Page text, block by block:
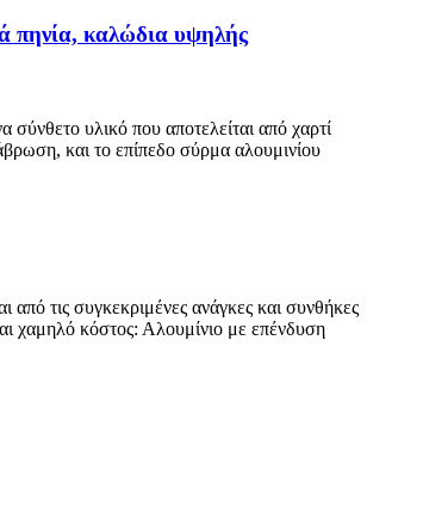
πηνία, καλώδια υψηλής
υλικό που αποτελείται από χαρτί
και το επίπεδο σύρμα αλουμινίου
τις συγκεκριμένες ανάγκες και συνθήκες
χαμηλό κόστος: Αλουμίνιο με επένδυση